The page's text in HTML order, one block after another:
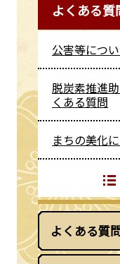
よくある質
公害等につ
脱炭素推進
くある質問
まちの美化
よくある質